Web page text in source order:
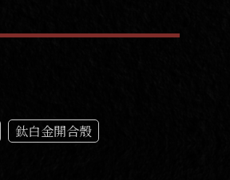
鈦白金開合殼